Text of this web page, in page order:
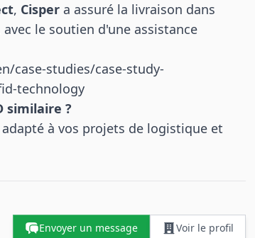
, Cisper a assuré la livraison dans
le soutien d'une assistance
case-studies/case-study-
technology
similaire ?
à vos projets de logistique et
Envoyer un message Voir le profil